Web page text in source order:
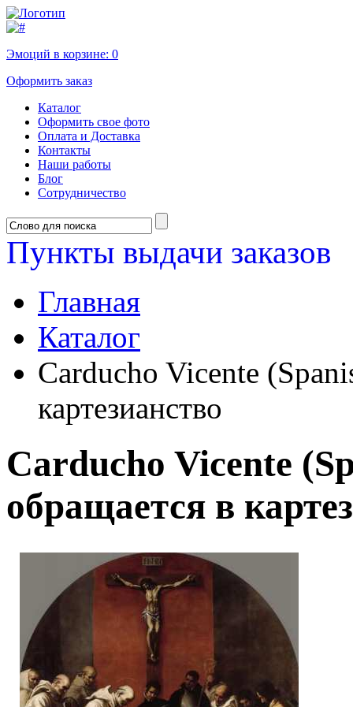
Эмоций в корзине: 0
Оформить заказ
Каталог
Оформить свое фото
Оплата и Доставка
Контакты
Наши работы
Блог
Сотрудничество
Пункты выдачи заказов
Главная
Каталог
Carducho Vicente
картезианство
Carducho Vicente
обращается в